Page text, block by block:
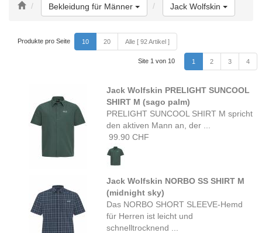
Bekleidung für Männer Toggle Dropdown
Jack Wolfskin Toggle
Produkte pro Seite 10 20 Alle [ 92 Artikel ]
Site 1 von 10 1 2 3 4
Jack Wolfskin PRELIGHT SUNCOOL
SHIRT M (sago palm)
PRELIGHT SUNCOOL SHIRT M spricht
den aktiven Mann an, der ...
99.90 CHF
Jack Wolfskin NORBO SS SHIRT M
(midnight sky)
Das NORBO SHORT SLEEVE-Hemd
für Herren ist leicht und
schnelltrocknend ...